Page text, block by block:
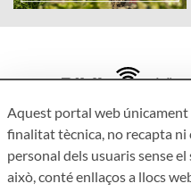
Accessibilitat
Avís legal
Aquest portal web
finalitat tècnica, no recapta ni
personal dels usuaris sense
això, conté enllaços a llocs